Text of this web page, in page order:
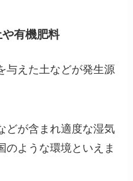
有機肥料
与えた土などが発生源
どが含まれ適度な湿気
のような環境といえま